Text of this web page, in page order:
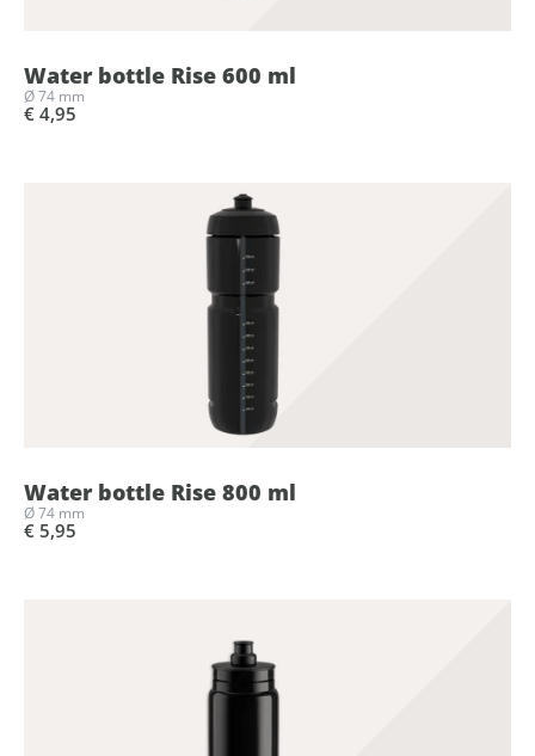
Water bottle Rise 600 ml
Ø 74 mm
€ 4,95
Water bottle Rise 800 ml
Ø 74 mm
€ 5,95